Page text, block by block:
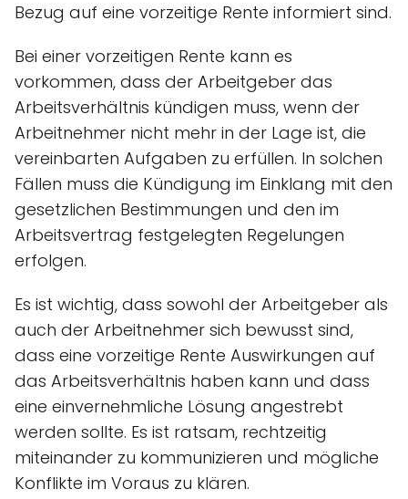
Bezug auf eine vorzeitige Rente informiert sind.
Bei einer vorzeitigen Rente kann es
vorkommen, dass der Arbeitgeber das
Arbeitsverhältnis kündigen muss, wenn der
Arbeitnehmer nicht mehr in der Lage ist, die
vereinbarten Aufgaben zu erfüllen. In solchen
Fällen muss die Kündigung im Einklang mit den
gesetzlichen Bestimmungen und den im
Arbeitsvertrag festgelegten Regelungen
erfolgen.
Es ist wichtig, dass sowohl der Arbeitgeber als
auch der Arbeitnehmer sich bewusst sind,
dass eine vorzeitige Rente Auswirkungen auf
das Arbeitsverhältnis haben kann und dass
eine einvernehmliche Lösung angestrebt
werden sollte. Es ist ratsam, rechtzeitig
miteinander zu kommunizieren und mögliche
Konflikte im Voraus zu klären.